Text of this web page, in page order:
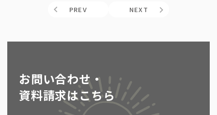
PREV NEXT
お問い合わせ・
資料請求はこちら